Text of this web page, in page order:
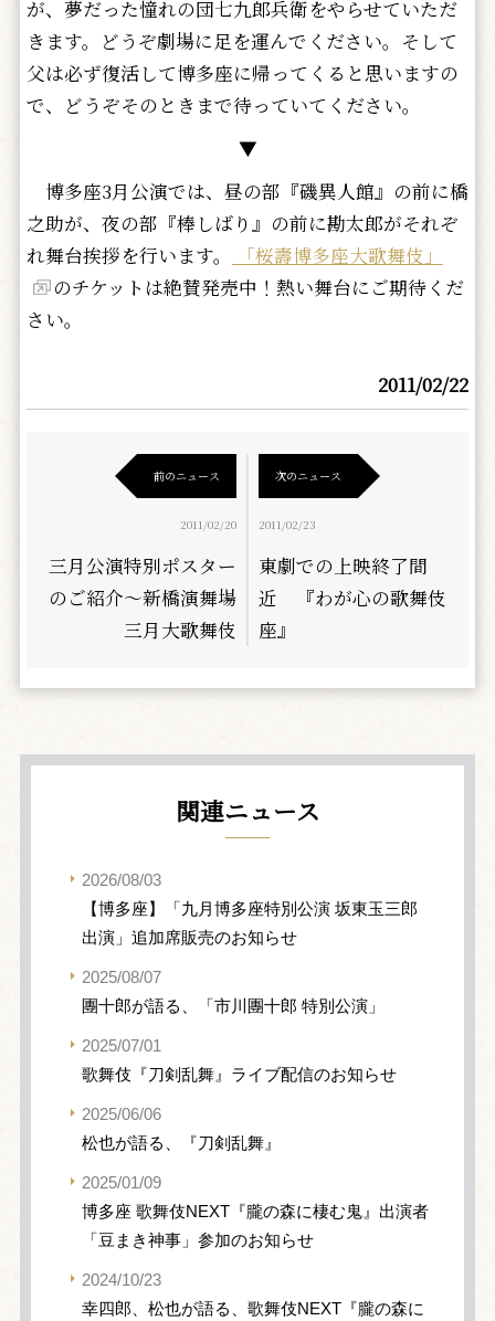
が、夢だった憧れの団七九郎兵衛をやらせていただ
きます。どうぞ劇場に足を運んでください。そして
父は必ず復活して博多座に帰ってくると思いますの
で、どうぞそのときまで待っていてください。
▼
博多座3月公演では、昼の部『磯異人館』の前に橋
之助が、夜の部『棒しばり』の前に勘太郎がそれぞ
れ舞台挨拶を行います。
「桜壽博多座大歌舞伎」
のチケットは絶賛発売中！熱い舞台にご期待くだ
さい。
2011/02/22
前のニュース
2011/02/20
三月公演特別ポスター
のご紹介～新橋演舞場
三月大歌舞伎
次のニュース
2011/02/23
東劇での上映終了間
近 『わが心の歌舞伎
座』
関連ニュース
2026/08/03
【博多座】「九月博多座特別公演 坂東玉三郎
出演」追加席販売のお知らせ
2025/08/07
團十郎が語る、「市川團十郎 特別公演」
2025/07/01
歌舞伎『刀剣乱舞』ライブ配信のお知らせ
2025/06/06
松也が語る、『刀剣乱舞』
2025/01/09
博多座 歌舞伎NEXT『朧の森に棲む鬼』出演者
「豆まき神事」参加のお知らせ
2024/10/23
幸四郎、松也が語る、歌舞伎NEXT『朧の森に